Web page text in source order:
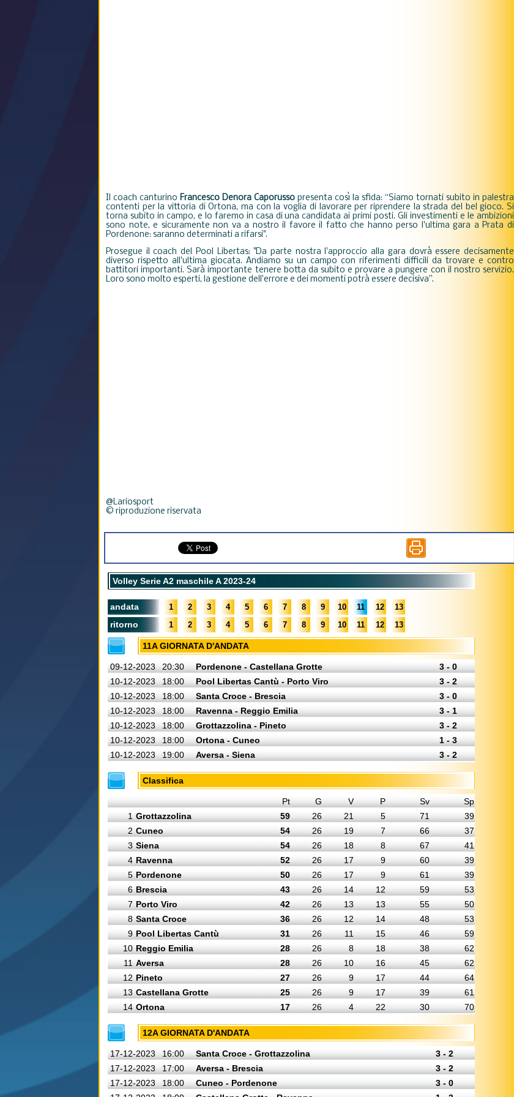
Il coach canturino Francesco Denora Caporusso presenta così la sfida: “Siamo tornati subito in palestra
contenti per la vittoria di Ortona, ma con la voglia di lavorare per riprendere la strada del bel gioco. Si
torna subito in campo, e lo faremo in casa di una candidata ai primi posti. Gli investimenti e le ambizioni
sono note, e sicuramente non va a nostro il favore il fatto che hanno perso l'ultima gara a Prata di
Pordenone: saranno determinati a rifarsi".
Prosegue il coach del Pool Libertas: "Da parte nostra l'approccio alla gara dovrà essere decisamente
diverso rispetto all'ultima giocata. Andiamo su un campo con riferimenti difficili da trovare e contro
battitori importanti. Sarà importante tenere botta da subito e provare a pungere con il nostro servizio.
Loro sono molto esperti, la gestione dell'errore e dei momenti potrà essere decisiva”.
@Lariosport
© riproduzione riservata
Volley Serie A2 maschile A 2023-24
andata 1 2 3 4 5 6 7 8 9 10 11 12 13
ritorno 1 2 3 4 5 6 7 8 9 10 11 12 13
11A GIORNATA D'ANDATA
09-12-2023 20:30 Pordenone - Castellana Grotte
3 - 0
10-12-2023
18:00 Pool Libertas Cantù - Porto Viro
3 - 2
10-12-2023
18:00 Santa Croce - Brescia
3 - 0
10-12-2023
18:00 Ravenna - Reggio Emilia
3 - 1
10-12-2023
18:00 Grottazzolina - Pineto
3 - 2
10-12-2023
18:00 Ortona - Cuneo
1 - 3
10-12-2023
19:00 Aversa - Siena 3 - 2
Classifica
Pt G V P Sv
Sp
1 Grottazzolina 59 26 21 5 71
39
2 Cuneo 54 26 19 7 66
37
3 Siena 54 26 18 8 67
41
4 Ravenna 52 26 17 9 60
39
5 Pordenone 50 26 17 9 61
39
6 Brescia 43 26 14 12 59
53
7 Porto Viro 42 26 13 13 55
50
8 Santa Croce 36 26 12 14 48
53
9 Pool Libertas Cantù 31 26 11 15 46
59
10 Reggio Emilia 28 26 8 18 38
62
11 Aversa 28 26 10 16 45
62
12 Pineto 27 26 9 17 44
64
13 Castellana Grotte 25 26 9 17 39
61
14 Ortona 17 26 4 22 30 70
12A GIORNATA D'ANDATA
17-12-2023 16:00 Santa Croce - Grottazzolina
3 - 2
17-12-2023
17:00 Aversa - Brescia
3 - 2
17-12-2023
18:00 Cuneo - Pordenone
3 - 0